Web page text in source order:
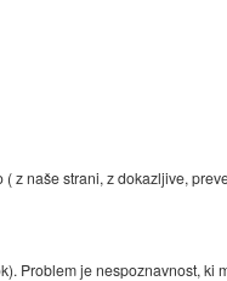
z naše strani, z dokazljive,
Problem je nespoznavnost, ki